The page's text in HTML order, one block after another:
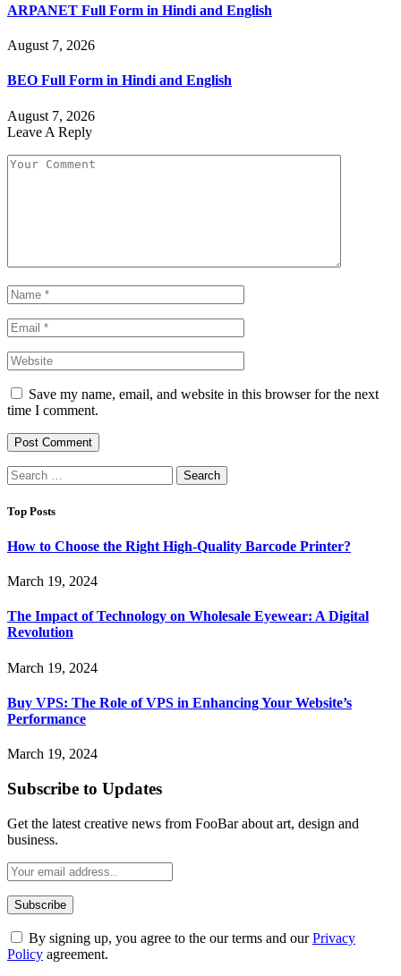
ARPANET Full Form in Hindi and English
August 7, 2026
BEO Full Form in Hindi and English
August 7, 2026
Leave A Reply
Save my name, email, and website in this browser for the next
time I comment.
Search
for:
Top Posts
How to Choose the Right High-Quality Barcode Printer?
March 19, 2024
The Impact of Technology on Wholesale Eyewear: A Digital
Revolution
March 19, 2024
Buy VPS: The Role of VPS in Enhancing Your Website’s
Performance
March 19, 2024
Subscribe to Updates
Get the latest creative news from FooBar about art, design and
business.
By signing up, you agree to the our terms and ourPrivacy
Policy agreement.